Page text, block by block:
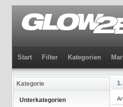
Start Filter Kategorien
Kategorie
Unterkategorien